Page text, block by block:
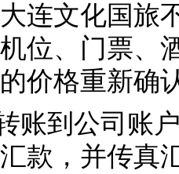
连文化国旅
位、门票、
价格重新确
账到公司账
款，并传真